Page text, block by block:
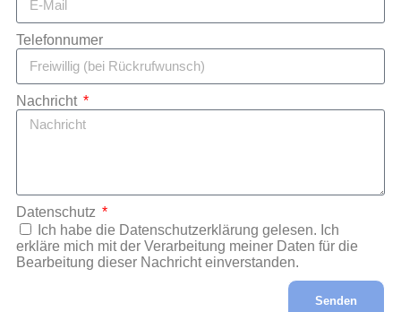
Telefonnumer
Nachricht
Datenschutz
Ich habe die Datenschutzerklärung gelesen. Ich
erkläre mich mit der Verarbeitung meiner Daten für die
Bearbeitung dieser Nachricht einverstanden.
Senden